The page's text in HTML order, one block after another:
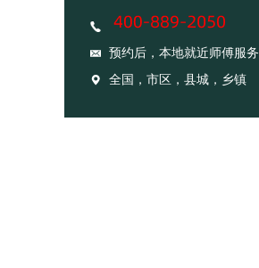
预约后，本地就近师傅服务
全国，市区，县城，乡镇